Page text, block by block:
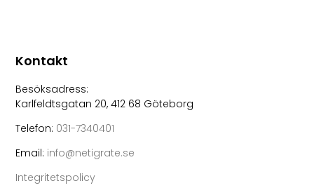
Kontakt
Besöksadress:
Karlfeldtsgatan 20, 412 68 Göteborg
Telefon: 031-7340401
Email: info@netigrate.se
Integritetspolicy